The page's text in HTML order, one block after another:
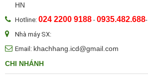
HN
Hotline: 024 2200 9188 - 0935.482.688-
Nhà máy SX:
Email: khachhang.icd@gmail.com
CHI NHÁNH